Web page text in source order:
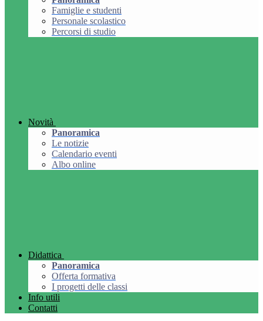
Famiglie e studenti
Personale scolastico
Percorsi di studio
Novità
Panoramica
Le notizie
Calendario eventi
Albo online
Didattica
Panoramica
Offerta formativa
I progetti delle classi
Info utili
Contatti